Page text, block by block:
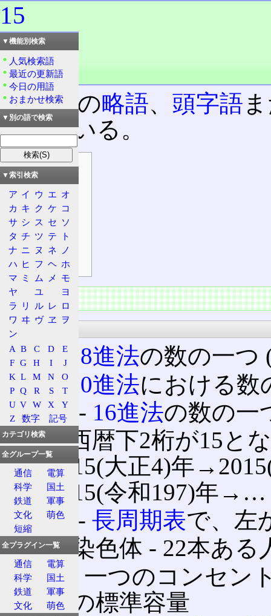
15
読み：いち・ご
読み：じゅうご
外語：15
品詞：名詞
二文字の略語、頭字語
わせている。
目次
主な用途
科学
通信
情報処理
運輸・交通
その他
主な用途
科学
015 ‐ 8進法の数の一つ
15 ‐ 10進法における数
0x15 ‐ 16進法の数の一
15 ‐ 西暦下2桁が15と
→1915(大正4)年
→2215(令和197)年→…
15族 ‐ 長周期表で、左
15番染色体 ‐ 22本ある
15A‐ 一つのコンセン
電源の標準容量
▼機能別検索
人気検索語
最近の更新語
今日の用語
おまかせ検索
▼別の語で検索
▼索引検索
ア イ ウ エ オ
カ キ ク ケ コ
サ シ ス セ ソ
タ チ ツ テ
ト
ナ ニ ヌ ネ
ノ
ハ ヒ フ ヘ ホ
マ ミ ム メ
モ
ヤ
ユ
ヨ
ラ
リ ル レ ロ
ワ ヰ ヴ ヱ
ヲ
ン
A B C D
E
F G H I
J
K L M N
O
P Q R S
T
U V W X
Y
Z
数字 記号
カテゴリ検索
全グループ一覧
通信
電算
科学
国土
鉄道
軍事
文化
萌色
短縮
全プラグイン一覧
通信
電算
科学
国土
鉄道
軍事
文化
萌色